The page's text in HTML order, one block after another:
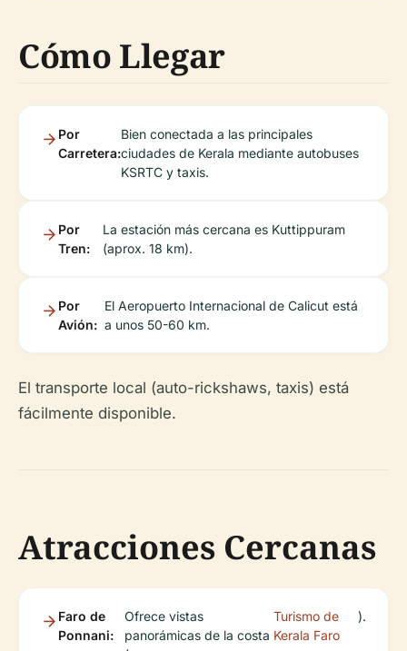
Cómo Llegar
Por
Carretera:
Bien conectada a las principales
ciudades de Kerala mediante autobuses
KSRTC y taxis.
Por
Tren:
La estación más cercana es Kuttippuram
(aprox. 18 km).
Por
Avión:
El Aeropuerto Internacional de Calicut está
a unos 50-60 km.
El transporte local (auto-rickshaws, taxis) está
fácilmente disponible.
Atracciones Cercanas
Faro de
Ponnani:
Ofrece vistas
panorámicas de la costa
Turismo de
Kerala Faro
).